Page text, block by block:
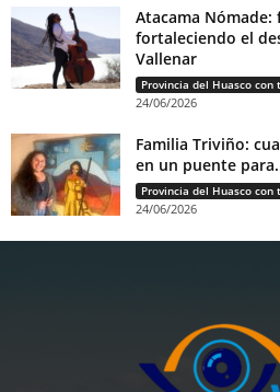
Atacama
fortaleciendo el
Vallenar
24/06/2026
Familia Triviño:
en un puente
24/06/2026